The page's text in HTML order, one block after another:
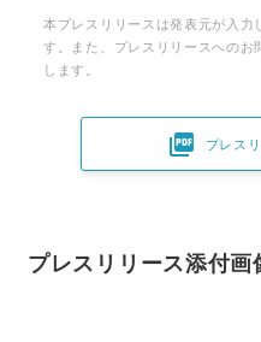
本プレスリリースは発表元が入力
す。また、プレスリリースへのお
します。
 プレス
プレスリリース添付画